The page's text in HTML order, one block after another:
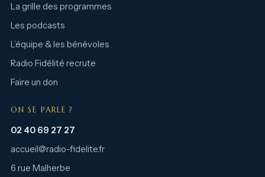
La grille des programmes
Les podcasts
L’équipe & les bénévoles
Radio Fidélité recrute
Faire un don
ON SE PARLE ?
02 40 69 27 27
accueil@radio-fidelite.fr
6 rue Malherbe